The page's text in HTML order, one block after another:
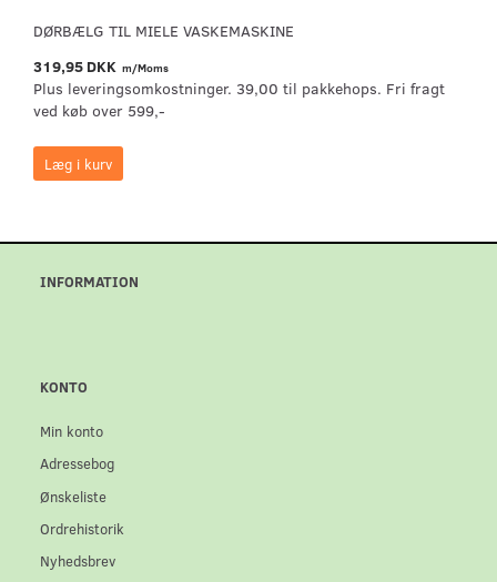
DØRBÆLG TIL MIELE VASKEMASKINE
319,95 DKK m/Moms
Plus leveringsomkostninger. 39,00 til pakkehops. Fri fragt
ved køb over 599,-
Læg i kurv
INFORMATION
KONTO
Min konto
Adressebog
Ønskeliste
Ordrehistorik
Nyhedsbrev